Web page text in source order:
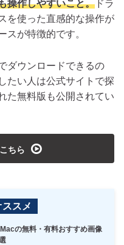
操作しやすいこと。 ドラ
を使った直感的な操作が
スが特徴的です。
ダウンロードできるの
たい人は公式サイトで探
た無料版も公開されてい
ちら playmedia
スメ
Macの無料・有料おすすめ画像